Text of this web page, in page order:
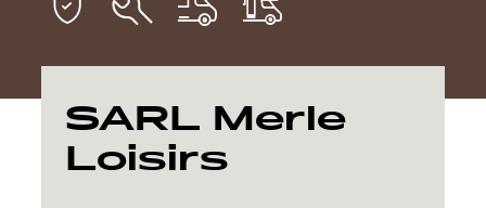
Recherchez votre
Nos concessionnaires
Découvrir
SARL Merle
Loisirs